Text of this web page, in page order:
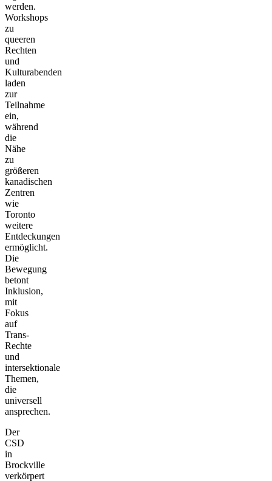
werden.
Workshops
zu
queeren
Rechten
und
Kulturabenden
laden
zur
Teilnahme
ein,
während
die
Nähe
zu
größeren
kanadischen
Zentren
wie
Toronto
weitere
Entdeckungen
ermöglicht.
Die
Bewegung
betont
Inklusion,
mit
Fokus
auf
Trans-
Rechte
und
intersektionale
Themen,
die
universell
ansprechen.
Der
CSD
in
Brockville
verkörpert